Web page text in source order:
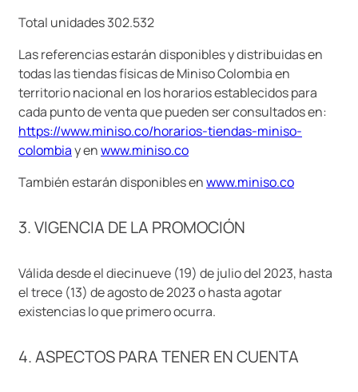
Total unidades 302.532
Las referencias estarán disponibles y distribuidas en
todas las tiendas físicas de Miniso Colombia en
territorio nacional en los horarios establecidos para
cada punto de venta que pueden ser consultados en:
https://www.miniso.co/horarios-tiendas-miniso-
colombiay enwww.miniso.co
También estarán disponibles enwww.miniso.co
3. VIGENCIA DE LA PROMOCIÓN
Válida desde el diecinueve (19) de julio del 2023, hasta
el trece (13) de agosto de 2023 o hasta agotar
existencias lo que primero ocurra.
4. ASPECTOS PARA TENER EN CUENTA